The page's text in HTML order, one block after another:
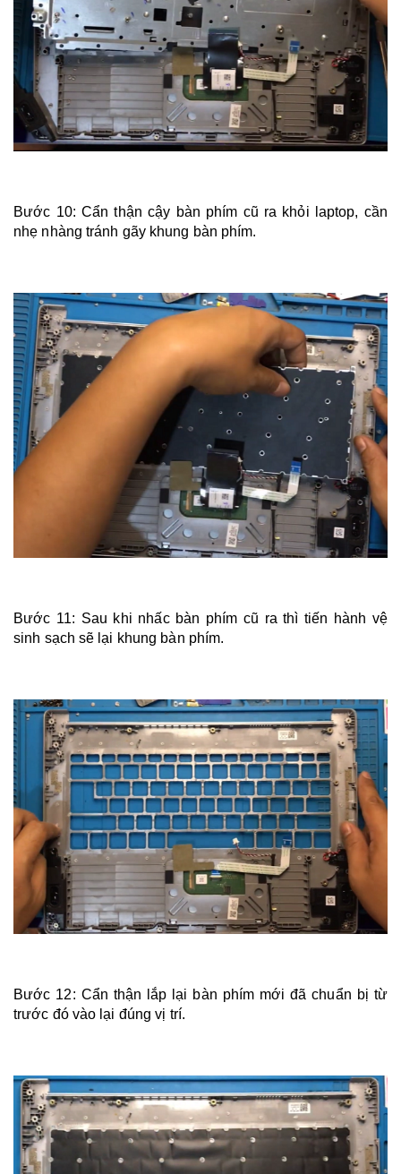
Bước 10: Cẩn thận cậy bàn phím cũ ra khỏi laptop, cần
nhẹ nhàng tránh gãy khung bàn phím.
Bước 11: Sau khi nhấc bàn phím cũ ra thì tiến hành vệ
sinh sạch sẽ lại khung bàn phím.
Bước 12: Cẩn thận lắp lại bàn phím mới đã chuẩn bị từ
trước đó vào lại đúng vị trí.